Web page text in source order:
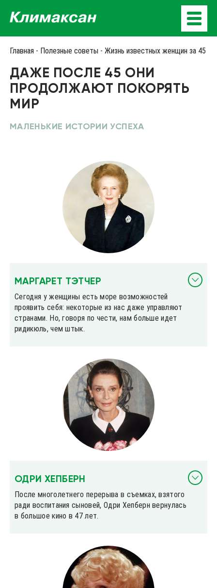
Главная - Полезные советы - Жизнь известных женщин за 45
ДАЖЕ ПОСЛЕ 45 ОНИ
ПРОДОЛЖАЮТ ПОКОРЯТЬ
МИР
МАЛЕНЬКИЕ ИСТОРИИ УСПЕХА
МАРГАРЕТ ТЭТЧЕР
Сегодня у женщины есть море возможностей
проявить себя: некоторые из нас даже управляют
странами. Но, говоря по чести, нам больше идет
ридикюль, чем штык.
ОДРИ ХЕПБЕРН
После многолетнего перерыва в съемках, взятого
ради воспитания сыновей, Одри Хепберн вернулась
в большое кино в 47 лет.